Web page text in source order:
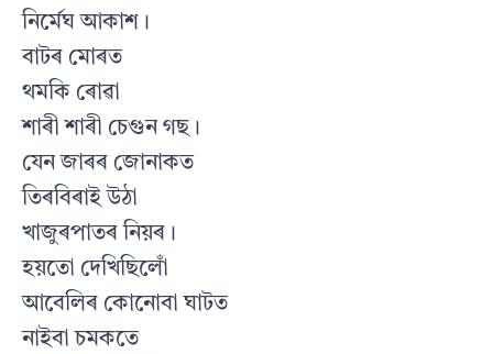
নির্মেঘ আকাশ।
বাটৰ মোৰত
থমকি ৰোৱা
শাৰী শাৰী চেগুন গছ।
যেন জাৰৰ জোনাকত
তিৰবিৰাই উঠা
খাজুৰপাতৰ নিয়ৰ।
হয়তো দেখিছিলোঁ
আবেলিৰ কোনোবা ঘাটত
নাইবা চমকতে